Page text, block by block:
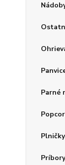
Parné
Príbory